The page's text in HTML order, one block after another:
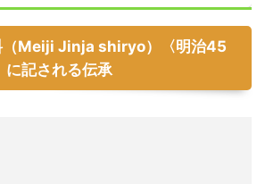
（Meiji Jinja shiryo）〈明治45
に記される伝承